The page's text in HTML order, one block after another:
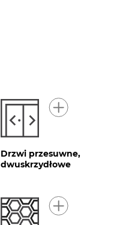
Drzwi przesuwne,
dwuskrzydłowe